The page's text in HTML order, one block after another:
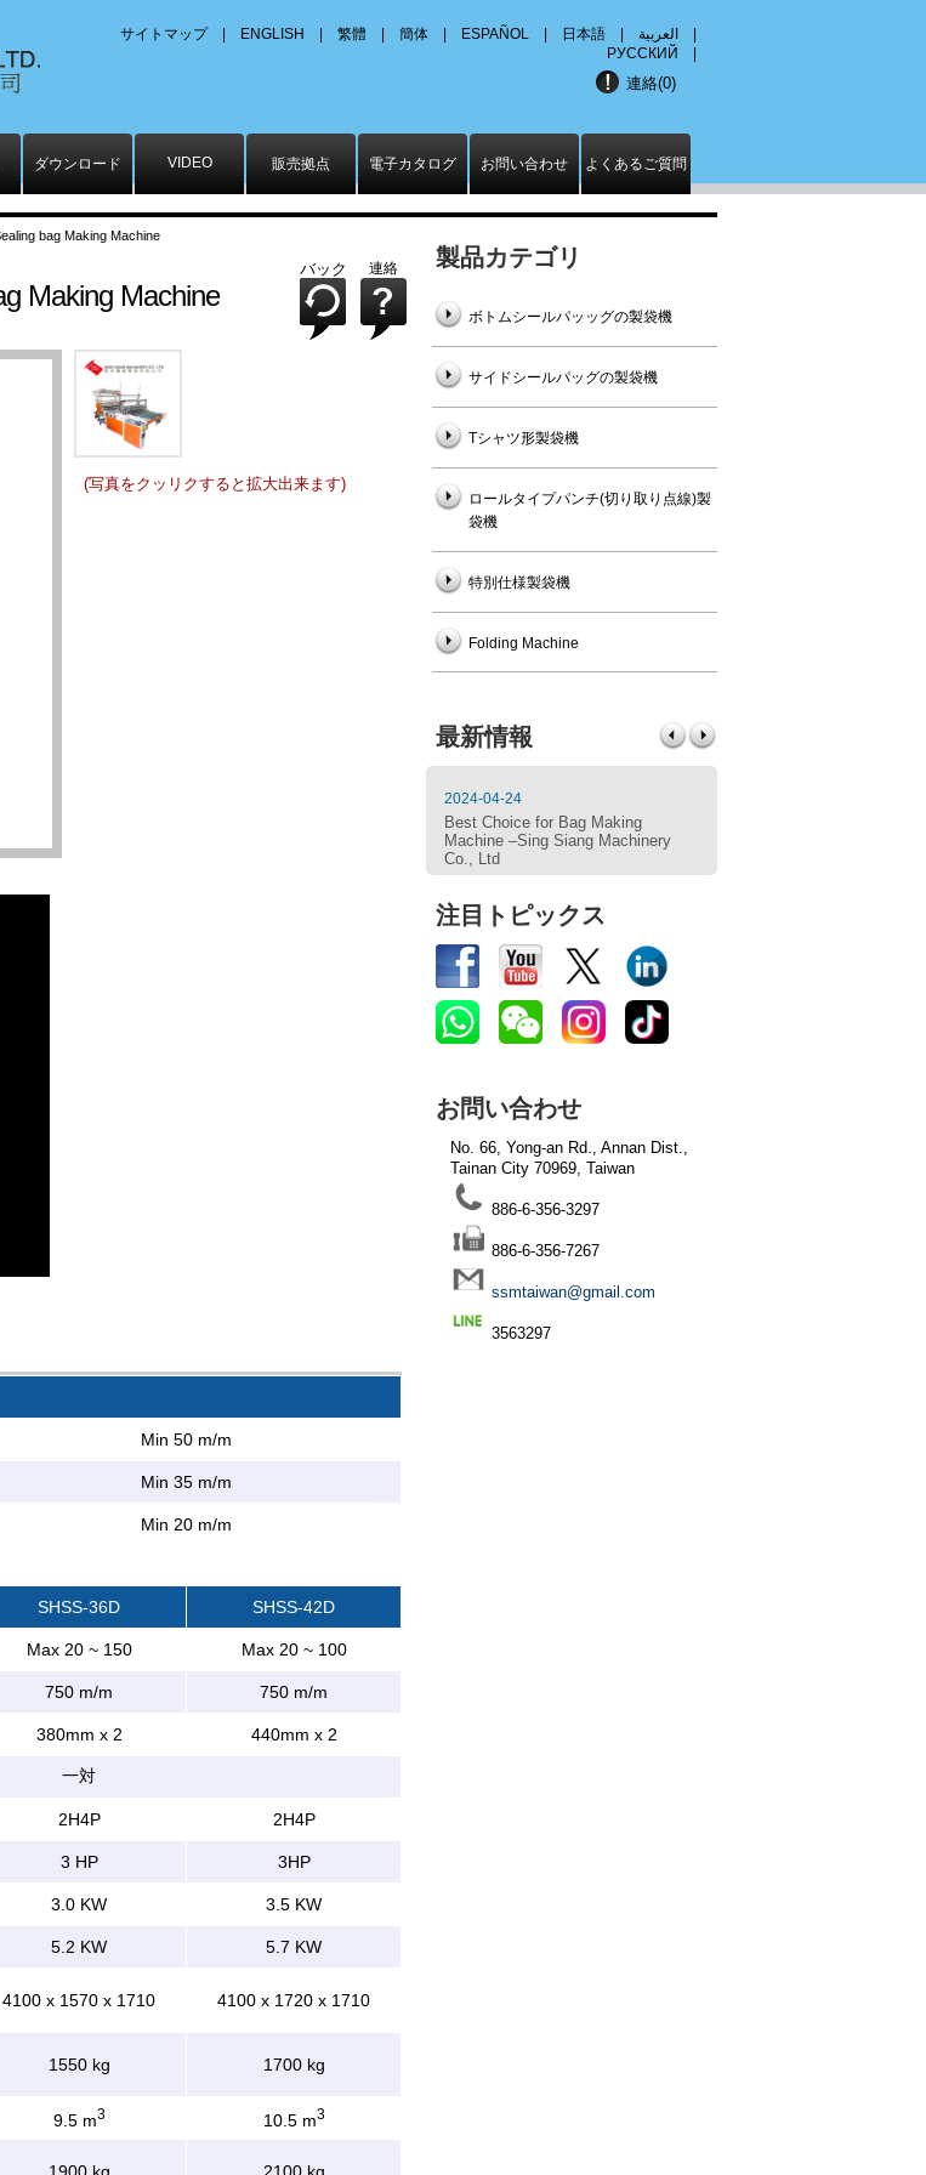
サイトマップ| ENGLISH 繁體 簡体 ESPAÑOL 日本語 العربية
РУССКИЙ
連絡(0)
ダウンロード VIDEO 販売拠点 電子カタログ お問い合わせ よくあるご質問
bag Making Machine
Making Machine
連絡
バック
(写真をクッリクすると拡大出来ます)
Min 50 m/m
Min 35 m/m
Min 20 m/m
SHSS-36D SHSS-42D
Max 20 ~ 150 Max 20 ~ 100
750 m/m 750 m/m
380mm x 2 440mm x 2
一対
2H4P 2H4P
3 HP 3HP
3.0 KW 3.5 KW
5.2 KW 5.7 KW
4100 x 1570 x 1710 4100 x 1720 x 1710
1550 kg 1700 kg
9.5 m3 10.5 m3
製品カテゴリ
ボトムシールパッッグの製袋機
サイドシールパッグの製袋機
Tシャツ形製袋機
ロールタイプパンチ(切り取り点線)製
袋機
特別仕様製袋機
Folding Machine
最新情報
2024-04-24
Best Choice for Bag Making
Machine –Sing Siang Machinery
Co., Ltd
注目トピックス
お問い合わせ
No. 66, Yong-an Rd., Annan Dist.,
Tainan City 70969, Taiwan
886-6-356-3297
886-6-356-7267
ssmtaiwan@gmail.com
3563297